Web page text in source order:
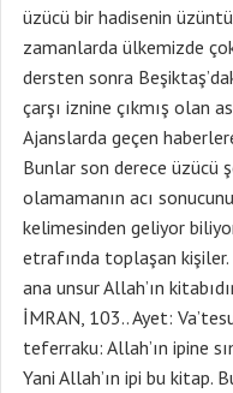
üzücü bir hadisenin
zamanlarda ülkemizde
dersten sonra
çarşı iznine çıkmış olan
Ajanslarda geçen
Bunlar son derece üzücü
olamamanın acı
kelimesinden geliyor
etrafında toplaşan
ana unsur Allah’ın
İMRAN, 103.. Ayet:
teferraku: Allah’ın ipine
Yani Allah’ın ipi bu kitap.